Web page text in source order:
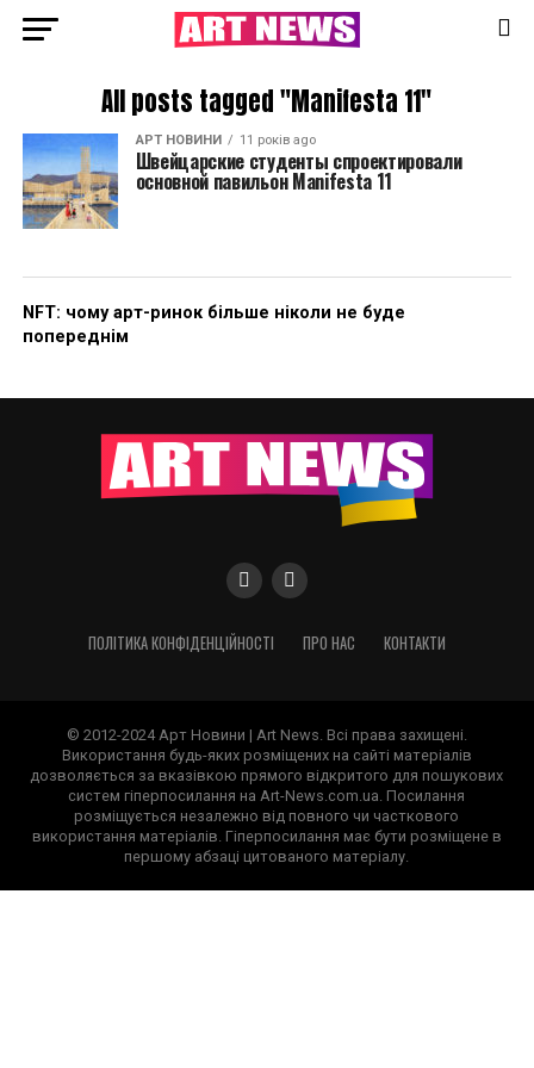
All posts tagged "Manifesta 11"
АРТ НОВИНИ 11 років ago
Швейцарские студенты спроектировали
основной павильон Manifesta 11
NFT: чому арт-ринок більше ніколи не буде
попереднім
ПОЛІТИКА КОНФІДЕНЦІЙНОСТІ ПРО НАС КОНТАКТИ
© 2012-2024 Арт Новини | Art News. Всі права захищені.
Використання будь-яких розміщених на сайті матеріалів
дозволяється за вказівкою прямого відкритого для пошукових
систем гіперпосилання на Art-News.com.ua. Посилання
розміщується незалежно від повного чи часткового
використання матеріалів. Гіперпосилання має бути розміщене в
першому абзаці цитованого матеріалу.